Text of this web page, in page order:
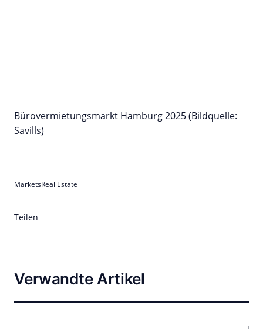
Bürovermietungsmarkt Hamburg 2025 (Bildquelle:
Savills)
MarketsReal Estate
Teilen
Verwandte Artikel